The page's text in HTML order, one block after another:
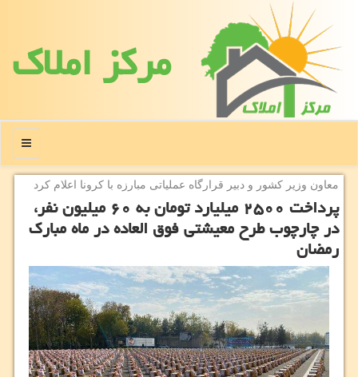
مركز املاك
منو
معاون وزیر كشور و دبیر قرارگاه عملیاتی مبارزه با كرونا اعلام كرد
پرداخت ۲۵۰۰ میلیارد تومان به ۶۰ میلیون نفر،
در چارچوب طرح معیشتی فوق العاده در ماه مبارك
رمضان